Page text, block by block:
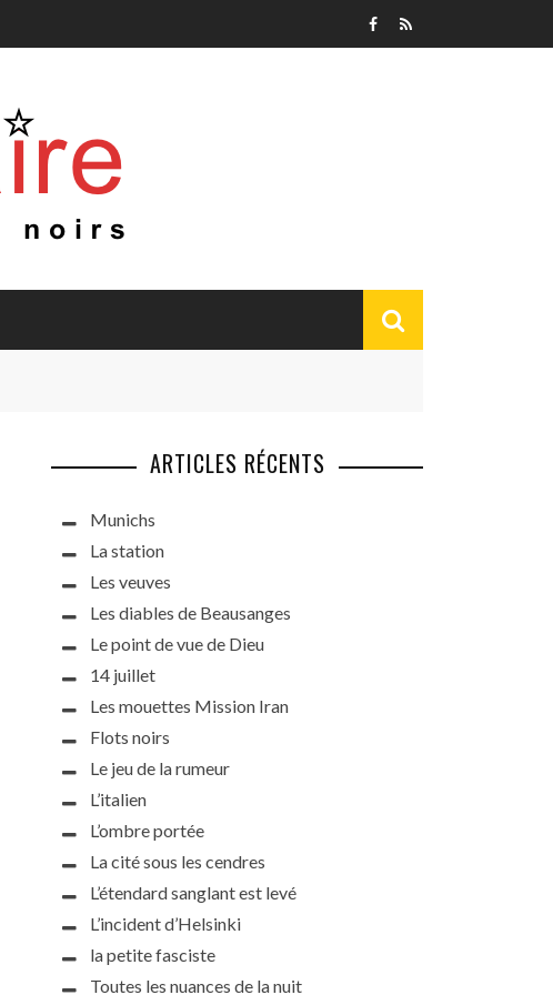
ARTICLES RÉCENTS
Munichs
La station
Les veuves
Les diables de Beausanges
Le point de vue de Dieu
14 juillet
Les mouettes Mission Iran
Flots noirs
Le jeu de la rumeur
L’italien
L’ombre portée
La cité sous les cendres
L’étendard sanglant est levé
L’incident d’Helsinki
la petite fasciste
Toutes les nuances de la nuit